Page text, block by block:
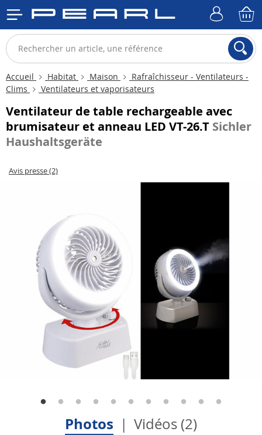
Accueil Habitat Maison
Rafraîchisseur - Ventilateurs -
Clims
Ventilateurs et vaporisateurs
Ventilateur de table rechargeable avec
brumisateur et anneau LED VT-26.T Sichler
Haushaltsgeräte
Avis presse (2)
Photos Vidéos (2)